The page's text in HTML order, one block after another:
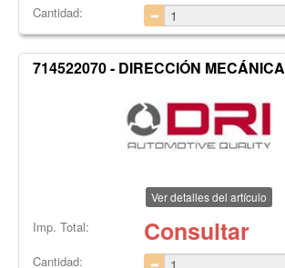
Cantidad:
714522070 - DIRECCIÓN MECÁNICA
Ver detalles del artículo
Imp. Total: Consultar
Cantidad: